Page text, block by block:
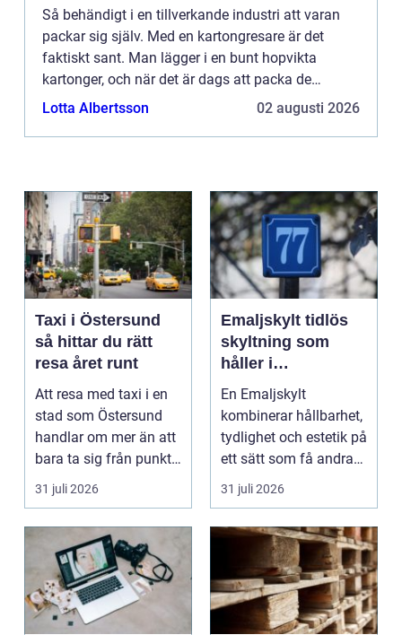
Så behändigt i en tillverkande industri att varan
packar sig själv. Med en kartongresare är det
faktiskt sant. Man lägger i en bunt hopvikta
kartonger, och när det är dags att packa de
färdiga produkterna gör kartongresaren jobbet.
Lotta Albertsson 02 augusti 2026
Taxi i Östersund
så hittar du rätt
resa året runt
Att resa med taxi i en
stad som Östersund
handlar om mer än att
bara ta sig från punkt
A till punkt ...
31 juli 2026
Emaljskylt tidlös
skyltning som
håller i
generationer
En Emaljskylt
kombinerar hållbarhet,
tydlighet och estetik på
ett sätt som få andra
skyltmaterial gö...
31 juli 2026